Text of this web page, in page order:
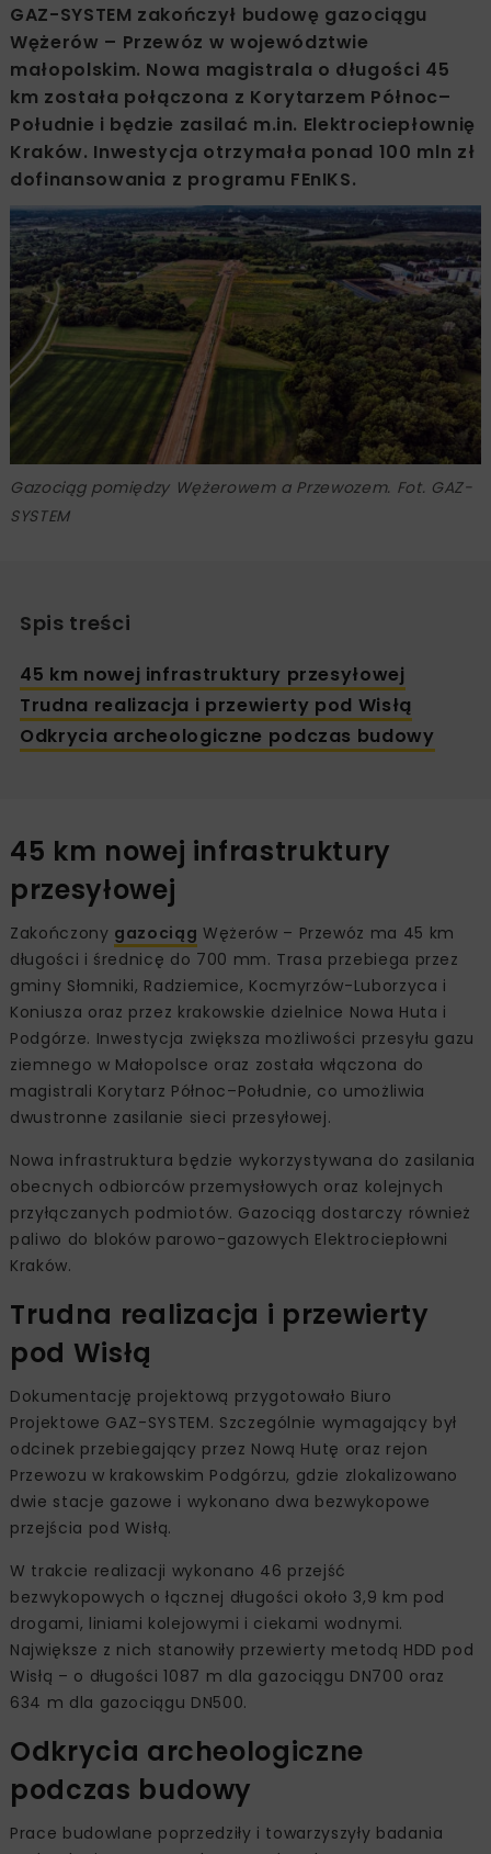
GAZ-SYSTEM zakończył budowę gazociągu
Wężerów – Przewóz w województwie
małopolskim. Nowa magistrala o długości 45
km została połączona z Korytarzem Północ–
Południe i będzie zasilać m.in. Elektrociepłownię
Kraków. Inwestycja otrzymała ponad 100 mln zł
dofinansowania z programu FEnIKS.
Gazociąg pomiędzy Wężerowem a Przewozem. Fot. GAZ-
SYSTEM
Spis treści
45 km nowej infrastruktury przesyłowej
Trudna realizacja i przewierty pod Wisłą
Odkrycia archeologiczne podczas budowy
45 km nowej infrastruktury
przesyłowej
Zakończony gazociąg Wężerów – Przewóz ma 45 km
długości i średnicę do 700 mm. Trasa przebiega przez
gminy Słomniki, Radziemice, Kocmyrzów-Luborzyca i
Koniusza oraz przez krakowskie dzielnice Nowa Huta i
Podgórze. Inwestycja zwiększa możliwości przesyłu gazu
ziemnego w Małopolsce oraz została włączona do
magistrali Korytarz Północ–Południe, co umożliwia
dwustronne zasilanie sieci przesyłowej.
Nowa infrastruktura będzie wykorzystywana do zasilania
obecnych odbiorców przemysłowych oraz kolejnych
przyłączanych podmiotów. Gazociąg dostarczy również
paliwo do bloków parowo-gazowych Elektrociepłowni
Kraków.
Trudna realizacja i przewierty
pod Wisłą
Dokumentację projektową przygotowało Biuro
Projektowe GAZ-SYSTEM. Szczególnie wymagający był
odcinek przebiegający przez Nową Hutę oraz rejon
Przewozu w krakowskim Podgórzu, gdzie zlokalizowano
dwie stacje gazowe i wykonano dwa bezwykopowe
przejścia pod Wisłą.
W trakcie realizacji wykonano 46 przejść
bezwykopowych o łącznej długości około 3,9 km pod
drogami, liniami kolejowymi i ciekami wodnymi.
Największe z nich stanowiły przewierty metodą HDD pod
Wisłą – o długości 1087 m dla gazociągu DN700 oraz
634 m dla gazociągu DN500.
Odkrycia archeologiczne
podczas budowy
Prace budowlane poprzedziły i towarzyszyły badania